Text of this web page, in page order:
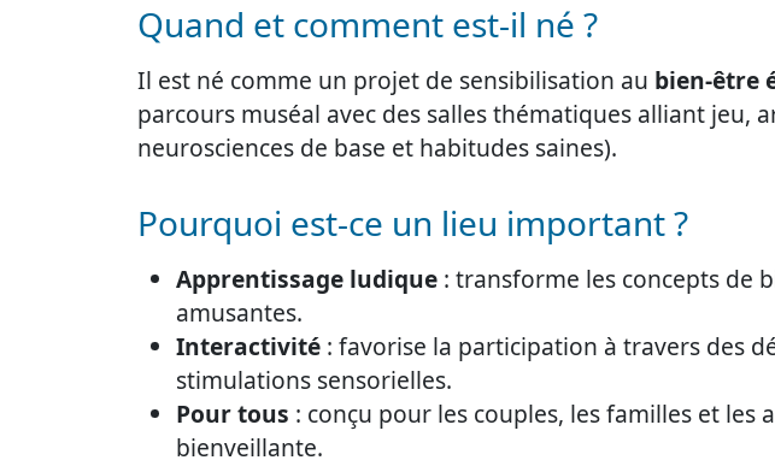
Quand et comment est-il né ?
Il est né comme un projet de sensibilisation au bien-être
parcours muséal avec des salles thématiques alliant jeu,
neurosciences de base et habitudes saines).
Pourquoi est-ce un lieu important ?
Apprentissage ludique : transforme les concepts de
amusantes.
Interactivité : favorise la participation à travers des
stimulations sensorielles.
Pour tous : conçu pour les couples, les familles et les
bienveillante.